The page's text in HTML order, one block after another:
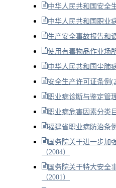
中华人民共和国安全
中华人民共和国职业
生产安全事故报告和
使用有毒物品作业场
中华人民共和国尘肺
安全生产许可证条例
职业病诊断与鉴定管
职业病危害因素分类
福建省职业病防治条例
国务院关于进一步加
（2004）
国务院关于特大安全
（2001）